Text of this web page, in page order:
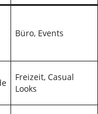
Büro, Events
Freizeit, Casual
Looks